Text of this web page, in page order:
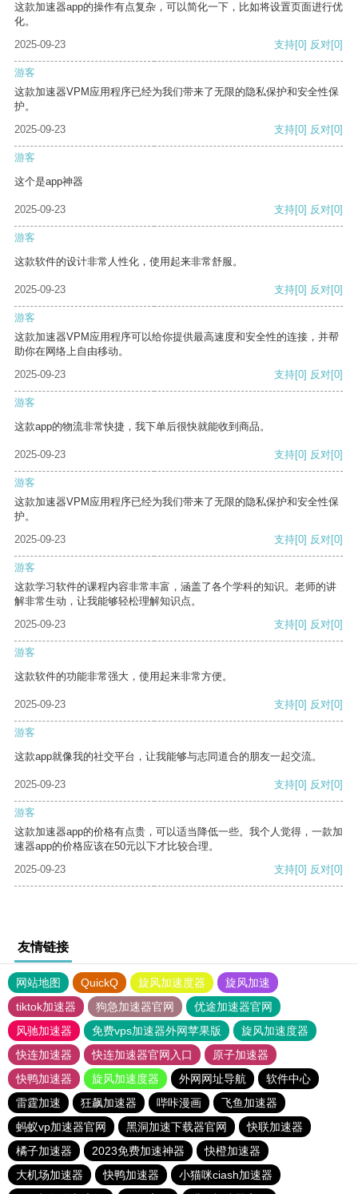
这款加速器app的操作有点复杂，可以简化一下，比如将设置页面进行优
化。
2025-09-23
支持[0] 反对[0]
游客
这款加速器VPM应用程序已经为我们带来了无限的隐私保护和安全性保
护。
2025-09-23
支持[0] 反对[0]
游客
这个是app神器
2025-09-23 支持[0] 反对[0]
游客
这款软件的设计非常人性化，使用起来非常舒服。
2025-09-23 支持[0] 反对[0]
游客
这款加速器VPM应用程序可以给你提供最高速度和安全性的连接，并帮
助你在网络上自由移动。
2025-09-23
支持[0] 反对[0]
游客
这款app的物流非常快捷，我下单后很快就能收到商品。
2025-09-23 支持[0] 反对[0]
游客
这款加速器VPM应用程序已经为我们带来了无限的隐私保护和安全性保
护。
2025-09-23
支持[0] 反对[0]
游客
这款学习软件的课程内容非常丰富，涵盖了各个学科的知识。老师的讲
解非常生动，让我能够轻松理解知识点。
2025-09-23
支持[0] 反对[0]
游客
这款软件的功能非常强大，使用起来非常方便。
2025-09-23 支持[0] 反对[0]
游客
这款app就像我的社交平台，让我能够与志同道合的朋友一起交流。
2025-09-23 支持[0] 反对[0]
游客
这款加速器app的价格有点贵，可以适当降低一些。我个人觉得，一款加
速器app的价格应该在50元以下才比较合理。
2025-09-23
支持[0] 反对[0]
友情链接
网站地图 QuickQ 旋风加速度器
旋风加速
tiktok加速器
狗急加速器官网
优途加速器官网
风驰加速器
免费vps加速器外网苹果版
旋风加速度器
快连加速器
快连加速器官网入口
原子加速器
快鸭加速器
旋风加速度器 外网网址导航
软件中心
雷霆加速
狂飙加速器 哔咔漫画
飞鱼加速器
蚂蚁vp加速器官网
黑洞加速下载器官网
快联加速器
橘子加速器
2023免费加速神器
快橙加速器
大机场加速器
快鸭加速器
小猫咪ciash加速器